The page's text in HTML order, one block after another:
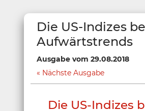
Die US-Indizes
Aufwärtstrends
Ausgabe vom 29.08.2018
Nächste Ausgabe
Die US-Indizes